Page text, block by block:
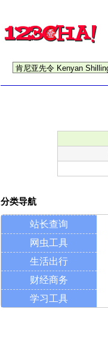
分类导航
站长查询
网虫工具
生活出行
财经商务
学习工具